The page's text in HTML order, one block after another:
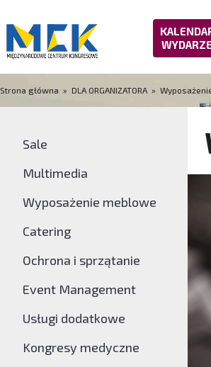
Strona główna » DLA ORGANIZATORA »
Sale
Multimedia
Wyposażenie meblowe
Catering
Ochrona i sprzątanie
Event Management
Usługi dodatkowe
Kongresy medyczne